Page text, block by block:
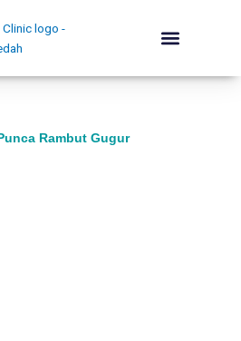
Rambut Gugur